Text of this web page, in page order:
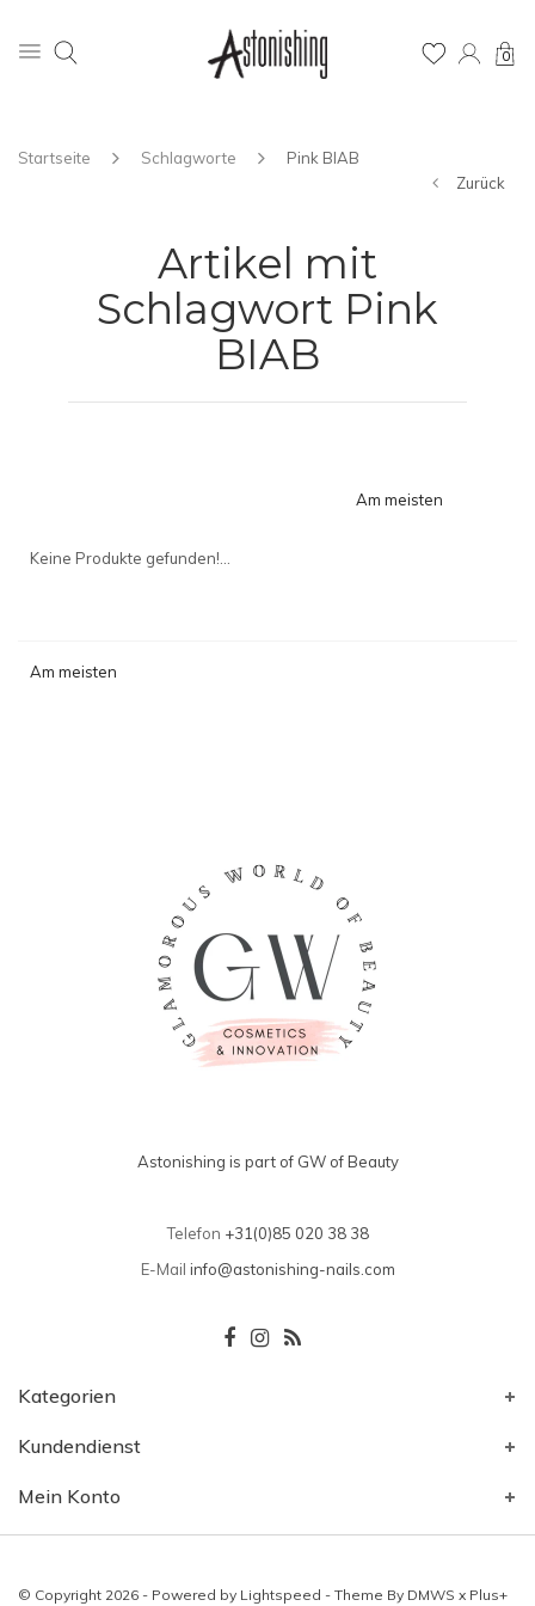
0
Startseite Schlagworte
Pink BIAB
Zurück
Artikel mit
Schlagwort Pink
BIAB
Am meisten
Keine Produkte gefunden!...
Am meisten
Astonishing is part of GW of Beauty
Telefon +31(0)85 020 38 38
E-Mail info@astonishing-nails.com
Kategorien
Kundendienst
Mein Konto
© Copyright 2026 - Powered by Lightspeed - Theme By DMWS x Plus+